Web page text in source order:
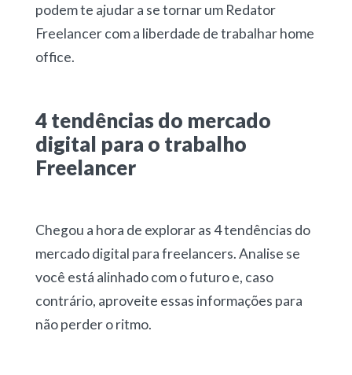
podem te ajudar a se tornar um Redator
Freelancer com a liberdade de trabalhar home
office.
4 tendências do mercado
digital para o trabalho
Freelancer
Chegou a hora de explorar as 4 tendências do
mercado digital para freelancers. Analise se
você está alinhado com o futuro e, caso
contrário, aproveite essas informações para
não perder o ritmo.